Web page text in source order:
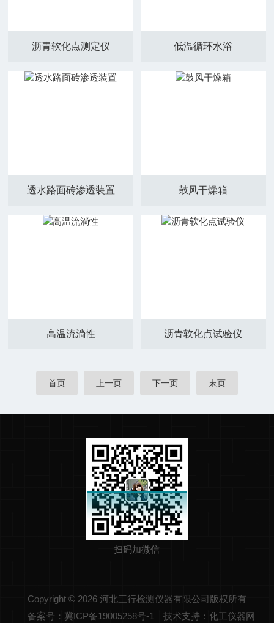
沥青软化点测定仪 低温循环水浴
透水路面砖渗透装置 鼓风干燥箱
高温流淌性 沥青软化点试验仪
首页 上一页 下一页 末页
扫码加微信
Copyright © 2026 河北三行检测仪器有限公司版权所有
备案号：冀ICP备19005258号-1
技术支持：化工仪器网